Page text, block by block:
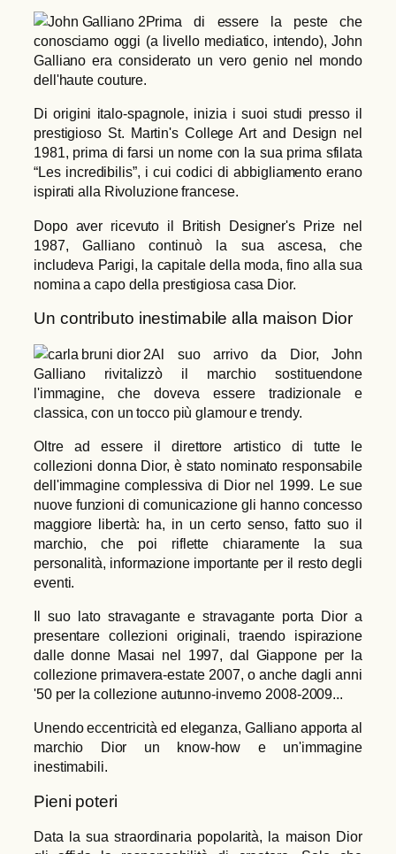
Prima di essere la peste che
conosciamo oggi (a livello mediatico, intendo), John
Galliano era considerato un vero genio nel mondo
dell'haute couture.
Di origini italo-spagnole, inizia i suoi studi presso il
prestigioso St. Martin's College Art and Design nel
1981, prima di farsi un nome con la sua prima sfilata
“Les incredibilis”, i cui codici di abbigliamento erano
ispirati alla Rivoluzione francese.
Dopo aver ricevuto il British Designer's Prize nel
1987, Galliano continuò la sua ascesa, che
includeva Parigi, la capitale della moda, fino alla sua
nomina a capo della prestigiosa casa Dior.
Un contributo inestimabile alla maison Dior
Al suo arrivo da Dior, John
Galliano rivitalizzò il marchio sostituendone
l'immagine, che doveva essere tradizionale e
classica, con un tocco più glamour e trendy.
Oltre ad essere il direttore artistico di tutte le
collezioni donna Dior, è stato nominato responsabile
dell'immagine complessiva di Dior nel 1999. Le sue
nuove funzioni di comunicazione gli hanno concesso
maggiore libertà: ha, in un certo senso, fatto suo il
marchio, che poi riflette chiaramente la sua
personalità, informazione importante per il resto degli
eventi.
Il suo lato stravagante e stravagante porta Dior a
presentare collezioni originali, traendo ispirazione
dalle donne Masai nel 1997, dal Giappone per la
collezione primavera-estate 2007, o anche dagli anni
'50 per la collezione autunno-inverno 2008-2009...
Unendo eccentricità ed eleganza, Galliano apporta al
marchio Dior un know-how e un'immagine
inestimabili.
Pieni poteri
Data la sua straordinaria popolarità, la maison Dior